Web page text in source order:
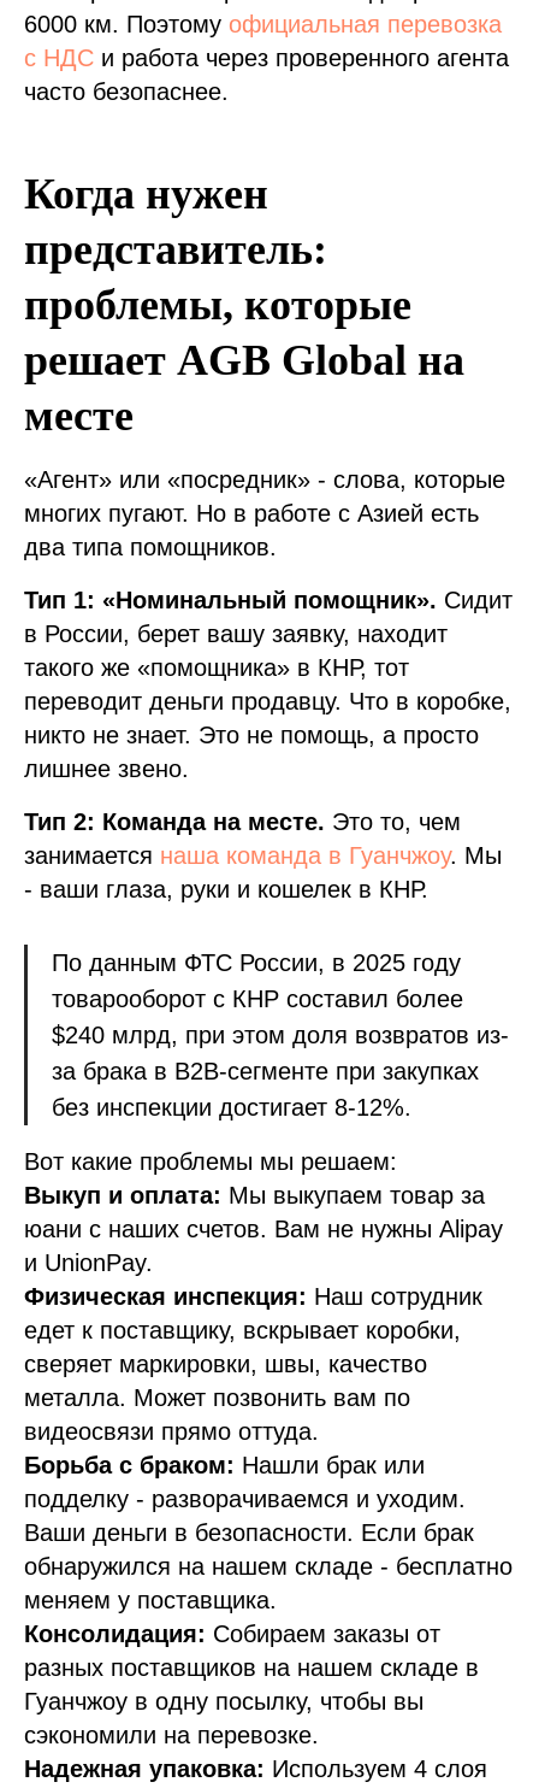
6000 км. Поэтому официальная перевозка
с НДС и работа через проверенного агента
часто безопаснее.
Когда нужен
представитель:
проблемы, которые
решает AGB Global на
месте
«Агент» или «посредник» - слова, которые
многих пугают. Но в работе с Азией есть
два типа помощников.
Тип 1: «Номинальный помощник». Сидит
в России, берет вашу заявку, находит
такого же «помощника» в КНР, тот
переводит деньги продавцу. Что в коробке,
никто не знает. Это не помощь, а просто
лишнее звено.
Тип 2: Команда на месте. Это то, чем
занимается наша команда в Гуанчжоу. Мы
- ваши глаза, руки и кошелек в КНР.
По данным ФТС России, в 2025 году
товарооборот с КНР составил более
$240 млрд, при этом доля возвратов из-
за брака в B2B-сегменте при закупках
без инспекции достигает 8-12%.
Вот какие проблемы мы решаем:
Выкуп и оплата: Мы выкупаем товар за
юани с наших счетов. Вам не нужны Alipay
и UnionPay.
Физическая инспекция: Наш сотрудник
едет к поставщику, вскрывает коробки,
сверяет маркировки, швы, качество
металла. Может позвонить вам по
видеосвязи прямо оттуда.
Борьба с браком: Нашли брак или
подделку - разворачиваемся и уходим.
Ваши деньги в безопасности. Если брак
обнаружился на нашем складе - бесплатно
меняем у поставщика.
Консолидация: Собираем заказы от
разных поставщиков на нашем складе в
Гуанчжоу в одну посылку, чтобы вы
сэкономили на перевозке.
Надежная упаковка: Используем 4 слоя